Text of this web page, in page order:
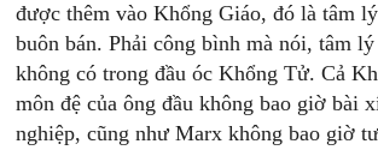
được thêm vào Khổng Giáo, đó là tâm
buôn bán. Phải công bình mà nói, tâm
không có trong đầu óc Khổng Tử. Cả
môn đệ của ông đầu không bao giờ bài
nghiệp, cũng như Marx không bao giờ